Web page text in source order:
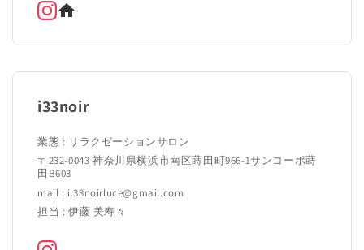
i33noir
業態 : リラクゼーションサロン
〒232-0043 神奈川県横浜市南区蒔田町966-1サンコーポ蒔
田B603
mail : i.33noirluce@gmail.com
担当 : 伊藤 美寿々